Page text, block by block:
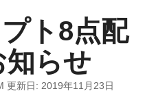
ト8点配
知らせ
更新日: 2019年11月23日